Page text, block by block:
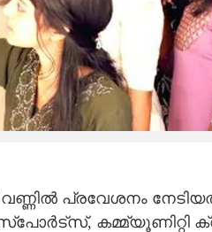
പ്രവേശനം നേടിയത്
കമ്മ്യൂണിറ്റി